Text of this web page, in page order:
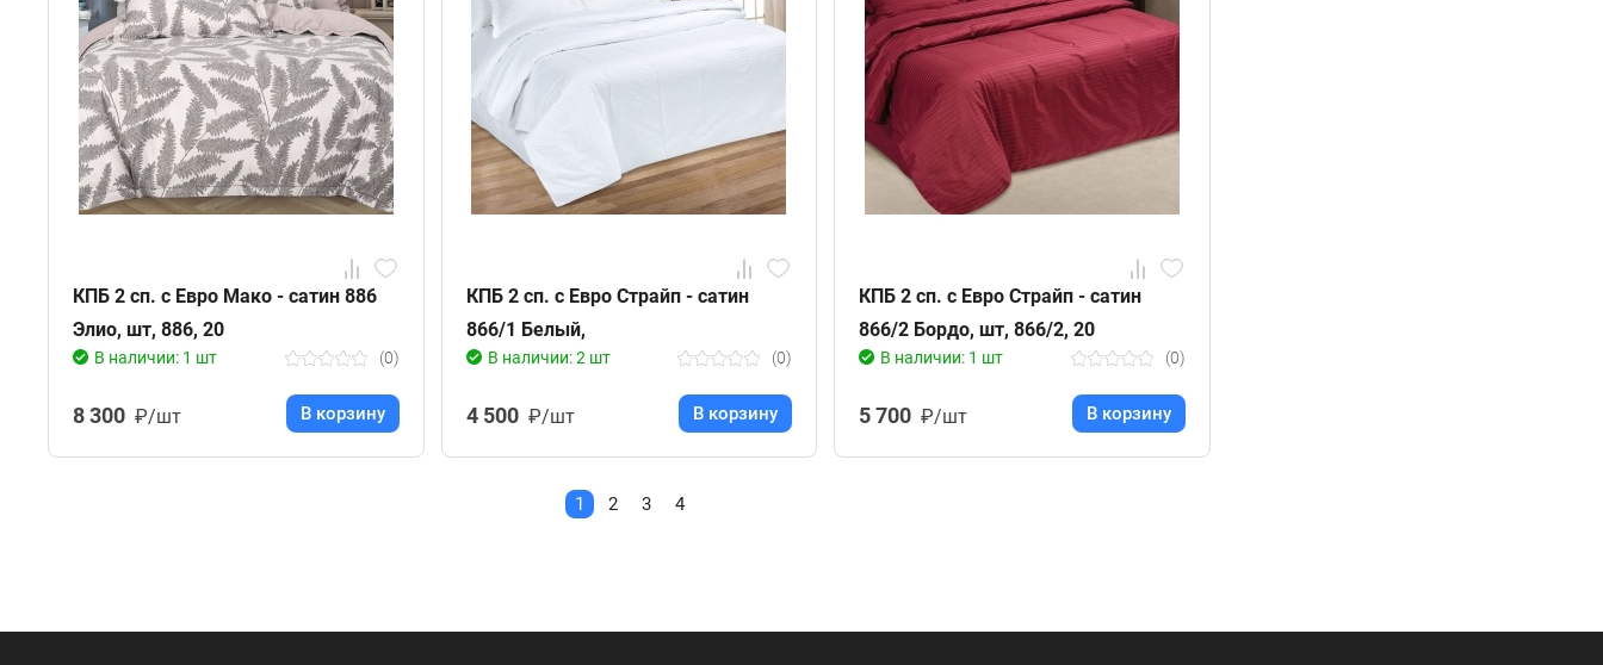
КПБ 2 сп. с Евро Мако - сатин 886
Элио, шт, 886, 20
В наличии: 1 шт (0)
8 300 ₽/шт В корзину
КПБ 2 сп. с Евро Страйп - сатин
866/1 Белый,
В наличии: 2 шт (0)
4 500 ₽/шт В корзину
КПБ 2 сп. с Евро Страйп - сатин
866/2 Бордо, шт, 866/2, 20
В наличии: 1 шт (0)
5 700 ₽/шт В корзину
1 2 3 4